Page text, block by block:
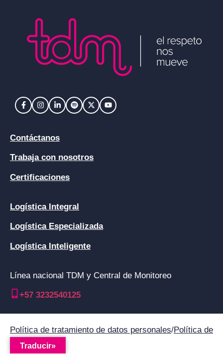
Contáctanos
Trabaja con nosotros
Certificaciones
Logística Integral
Logística Especializada
Logística Inteligente
Línea nacional TDM y Central de Monitoreo
+57 3232540125
Política de tratamiento de datos personales/Política de
gestión
Traducir»